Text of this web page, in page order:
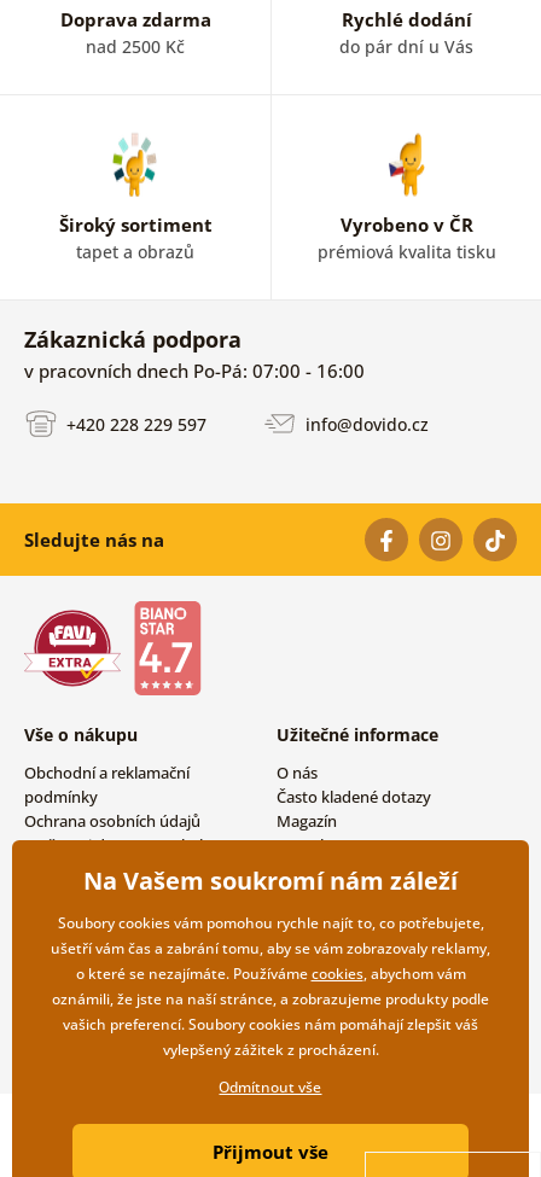
Doprava zdarma
nad 2500 Kč
Rychlé dodání
do pár dní u Vás
Široký sortiment
tapet a obrazů
Vyrobeno v ČR
prémiová kvalita tisku
Zákaznická podpora
v pracovních dnech Po-Pá: 07:00 - 16:00
+420 228 229 597 info@dovido.cz
Sledujte nás na
Vše o nákupu
Obchodní a reklamační
podmínky
Ochrana osobních údajů
Možnosti dopravy a platby
Vrácení zboží
Užitečné informace
O nás
Často kladené dotazy
Magazín
Kontakty
Velkoobchodní spolupráce
Copyright ©2019 © Dovido.cz.
Litvanyi.sk| E-shop vytvořila
Na Vašem soukromí nám záleží
Soubory cookies vám pomohou rychle najít to, co potřebujete,
ušetří vám čas a zabrání tomu, aby se vám zobrazovaly reklamy,
o které se nezajímáte. Používámecookies, abychom vám
oznámili, že jste na naší stránce, a zobrazujeme produkty podle
vašich preferencí. Soubory cookies nám pomáhají zlepšit váš
vylepšený zážitek z procházení.
Odmítnout vše
Přijmout vše